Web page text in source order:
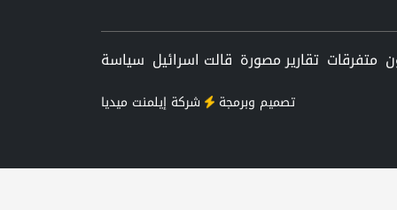
متفرقات تقارير مصورة قالت اسرائيل سياسة
تصميم وبرمجة شركة إيلمنت ميديا